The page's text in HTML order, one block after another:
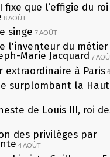
fixe que l’effigie du
8 AOÛT
singe 7 AOÛT
l'inventeur du
Marie Jacquard 7
extraordinaire à Paris
surplombant la
de Louis III, roi
des privilèges par
4 AOÛT